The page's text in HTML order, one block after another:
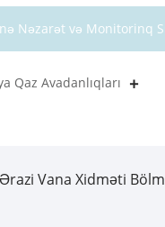
Nəzarət və Monitorinq
Qaz Avadanlıqları
Ərazi Vana Xidməti